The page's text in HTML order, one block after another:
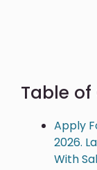
Table
Apply
2026.
With